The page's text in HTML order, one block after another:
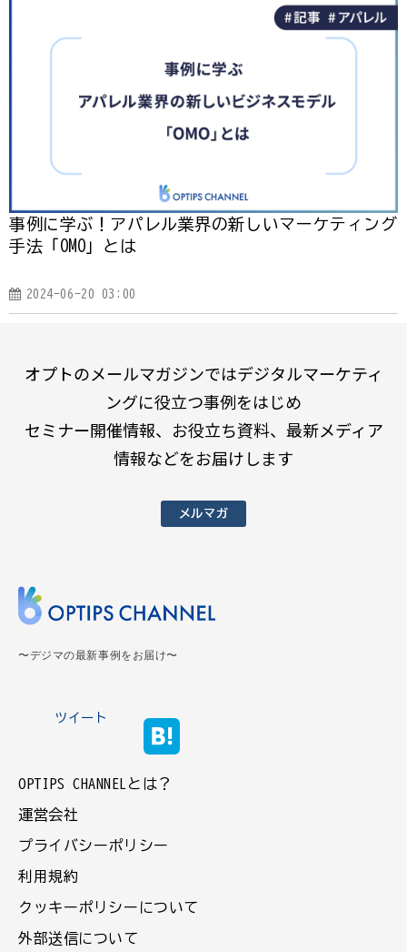
事例に学ぶ！アパレル業界の新しいマーケティング
手法「OMO」とは
2024-06-20 03:00
オプトのメールマガジンではデジタルマーケティ
ングに役立つ事例をはじめ
セミナー開催情報、お役立ち資料、最新メディア
情報などをお届けします
メルマガ
〜デジマの最新事例をお届け〜
ツイート
OPTIPS CHANNELとは？
運営会社
プライバシーポリシー
利用規約
クッキーポリシーについて
外部送信について